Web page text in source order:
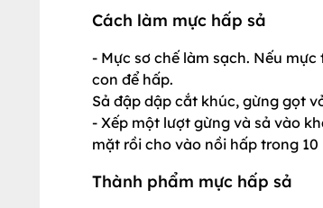
Cách làm mực hấp sả
- Mực sơ chế làm sạch. Nếu
con để hấp.
Sả đập dập cắt khúc, gừng gọt
- Xếp một lượt gừng và sả vào
mặt rồi cho vào nồi hấp trong
Thành phẩm mực hấp sả